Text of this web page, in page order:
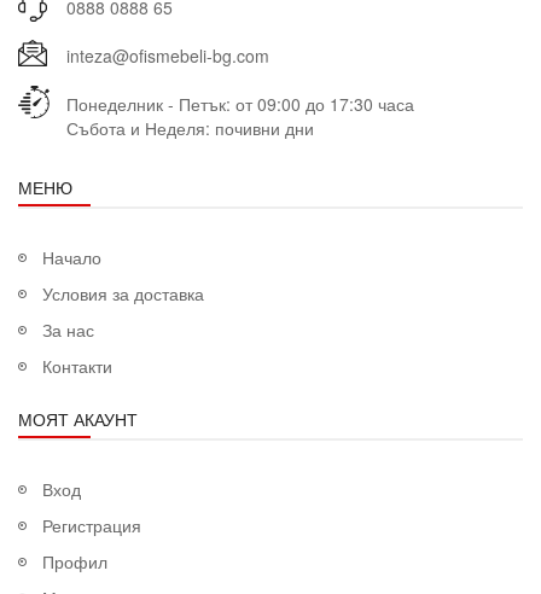
0888 0888 65
inteza@ofismebeli-bg.com
Понеделник - Петък: от 09:00 до 17:30 часа
Събота и Неделя: почивни дни
МЕНЮ
Начало
Условия за доставка
За нас
Контакти
МОЯТ АКАУНТ
Вход
Регистрация
Профил